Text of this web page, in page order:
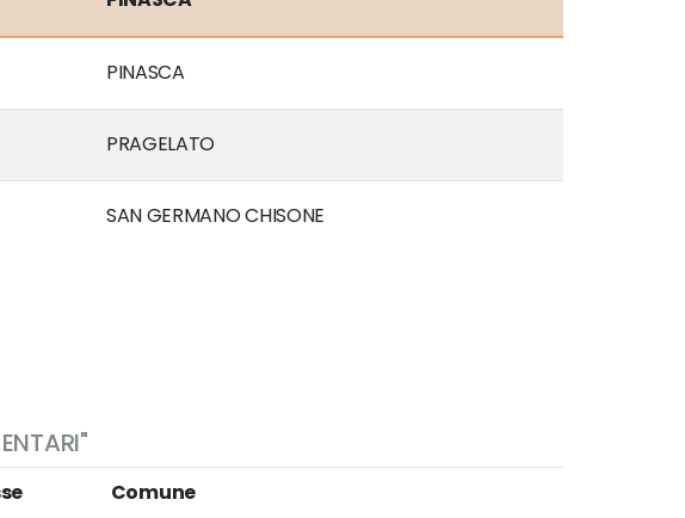
PINASCA
PRAGELATO
SAN GERMANO CHISONE
Comune